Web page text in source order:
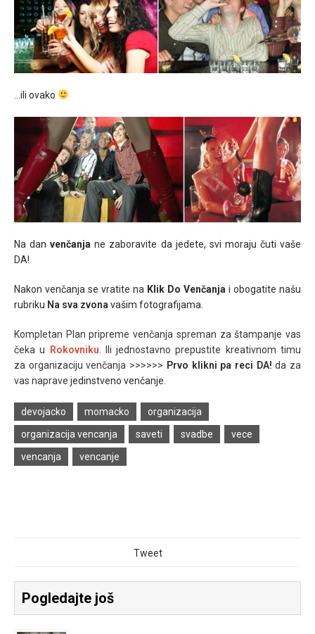
…ili ovako
Na danvenčanja ne zaboravite da jedete, svi moraju čuti vaše
DA!
Nakon venčanja se vratite na Klik Do Venčanja i obogatite našu
rubriku Na sva zvona vašim fotografijama.
Kompletan Plan pripreme venčanja spreman za štampanje vas
čeka u
Rokovniku . Ili jednostavno prepustite kreativnom timu
za organizaciju venčanja >>>>>> Prvo klikni pa reci DA! da za
vas naprave jedinstveno venčanje
devojacko momacko
organizacija
organizacija vencanja
saveti svadbe
vece
vencanja
vencanje
Tweet
Pogledajte još